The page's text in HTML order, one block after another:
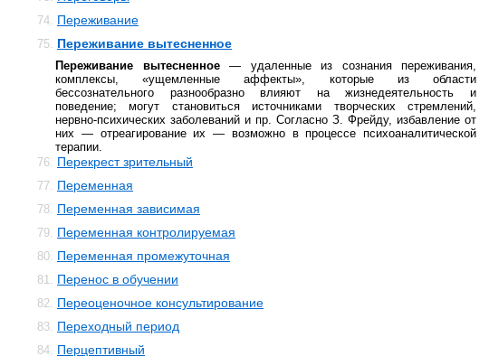
74. Переживание
75. Переживание вытесненное
Переживание вытесненное— удаленные из сознания переживания,
комплексы, «ущемленные аффекты», которые из области
бессознательного разнообразно влияют на жизнедеятельность и
поведение; могут становиться источниками творческих стремлений,
нервно-психических заболеваний и пр. Согласно З. Фрейду, избавление от
них — отреагирование их — возможно в процессе психоаналитической
терапии.
76. Перекрест зрительный
77. Переменная
78. Переменная зависимая
79. Переменная контролируемая
80. Переменная промежуточная
81. Перенос в обучении
82. Переоценочное консультирование
83. Переходный период
84. Перцептивный